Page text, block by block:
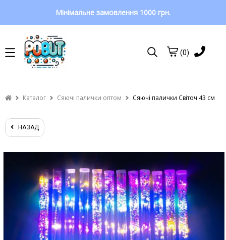
Мінімальне замовлення 1000 грн.
(0)
Каталог Сяючі палички оптом Сяючі палички Світоч 43 см
НАЗАД